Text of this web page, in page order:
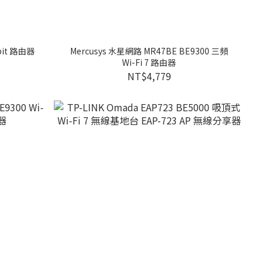
路由器
Mercusys 水星網路 MR47BE BE9300 三頻
Wi-Fi 7 路由器
NT$4,779